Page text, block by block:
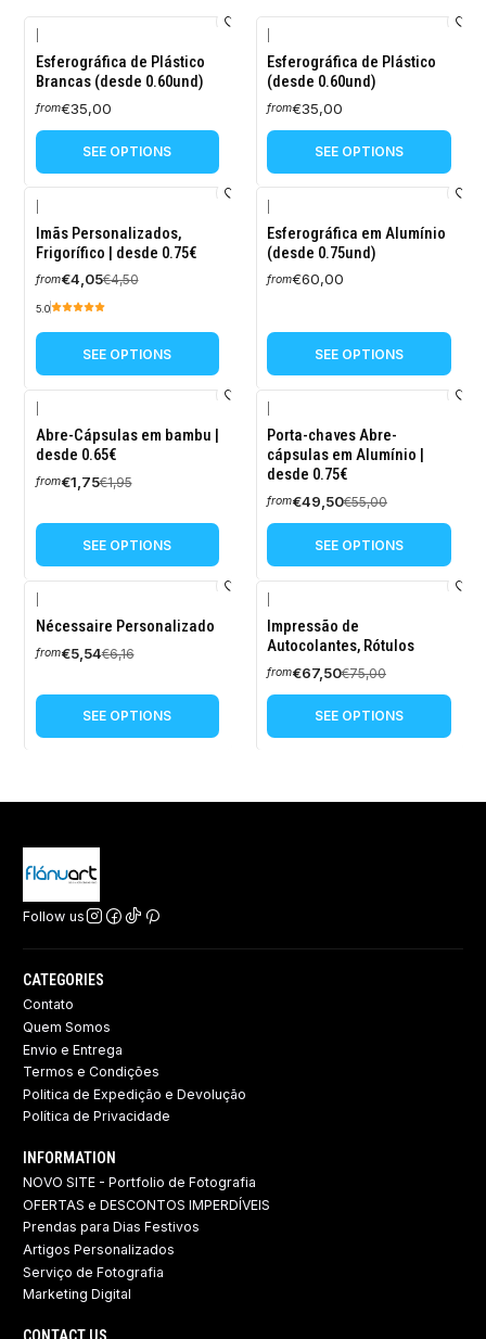
Esferográfica de Plástico
Brancas (desde 0.60und)
from€35,00
SEE OPTIONS
Esferográfica de Plástico
(desde 0.60und)
from€35,00
SEE OPTIONS
-10%
OFF
Imãs Personalizados,
Frigorífico | desde 0.75€
from€4,05€4,50
5.0
SEE OPTIONS
Esferográfica em Alumínio
(desde 0.75und)
from€60,00
SEE OPTIONS
-10%
OFF
Abre-Cápsulas em bambu |
desde 0.65€
from€1,75€1,95
SEE OPTIONS
-10%
OFF
Porta-chaves Abre-
cápsulas em Alumínio |
desde 0.75€
from€49,50€55,00
SEE OPTIONS
-10%
OFF
Nécessaire Personalizado
from€5,54€6,16
SEE OPTIONS
-10%
OFF
Impressão de
Autocolantes, Rótulos
from€67,50€75,00
SEE OPTIONS
Follow us
CATEGORIES
Contato
Quem Somos
Envio e Entrega
Termos e Condições
Politica de Expedição e Devolução ​
Política de Privacidade
INFORMATION
NOVO SITE - Portfolio de Fotografia
OFERTAS e DESCONTOS IMPERDÍVEIS
Prendas para Dias Festivos
Artigos Personalizados
Serviço de Fotografia
Marketing Digital